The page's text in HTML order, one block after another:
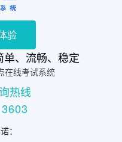
验
、流畅、稳定
在线考试系统
热线
：